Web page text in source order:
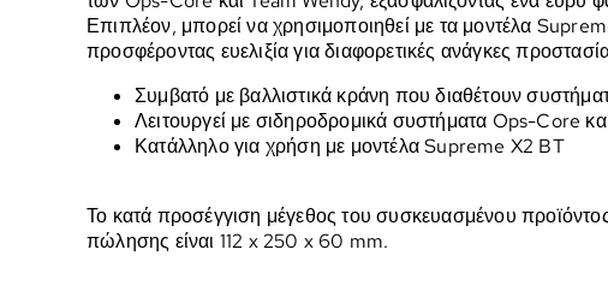
Επιπλέον, μπορεί να χρησιμοποιηθεί με τα μοντέλα
προσφέροντας ευελιξία για διαφορετικές ανάγκες
Συμβατό με βαλλιστικά κράνη που διαθέτουν
Λειτουργεί με σιδηροδρομικά συστήματα Ops-Core
Κατάλληλο για χρήση με μοντέλα Supreme X2 BT
Το κατά προσέγγιση μέγεθος του συσκευασμένου
πώλησης είναι 112 x 250 x 60 mm.